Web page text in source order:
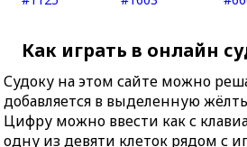
Как играть в онлайн
Судоку на этом сайте можно
добавляется в выделенную
Цифру можно ввести как с
одну из девяти клеток рядом с